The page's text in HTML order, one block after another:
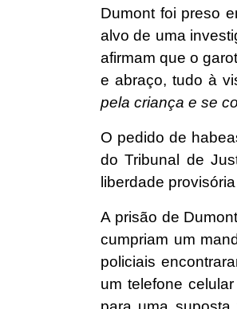
Dumont foi preso
alvo de uma
afirmam que o
e abraço, tudo à
pela criança e se
O pedido de
do Tribunal de
liberdade
A prisão de
cumpriam um
policiais
um telefone